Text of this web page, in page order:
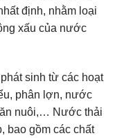
định, nhằm loại
xấu của nước
sinh từ các hoạt
phân lợn, nước
nuôi,… Nước thải
bao gồm các chất